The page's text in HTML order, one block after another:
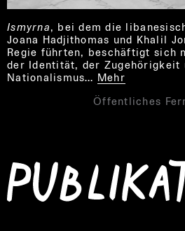
Ismyrna, bei dem die
Joana Hadjithomas und Khalil
Regie führten, beschäftigt sich
der Identität, der Zugehörigkeit
Nationalismus… Mehr
Öffentliches